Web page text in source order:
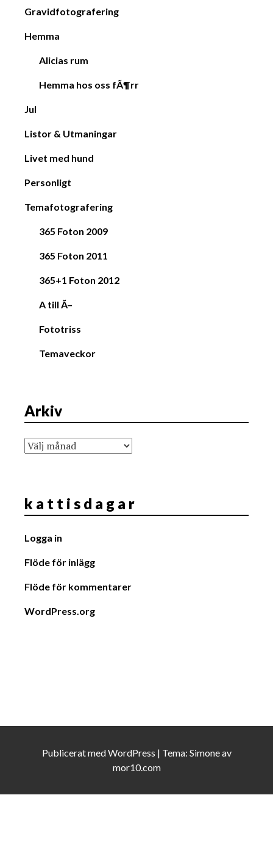
Gravidfotografering
Hemma
Alicias rum
Hemma hos oss fÃ¶rr
Jul
Listor & Utmaningar
Livet med hund
Personligt
Temafotografering
365 Foton 2009
365 Foton 2011
365+1 Foton 2012
A till Ã–
Fototriss
Temaveckor
Arkiv
Arkiv
k a t t i s d a g a r
Logga in
Flöde för inlägg
Flöde för kommentarer
WordPress.org
Publicerat medWordPress | Tema: Simoneav
mor10.com